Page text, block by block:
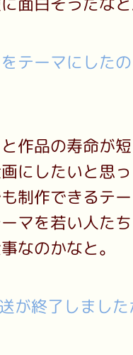
テーマにした
作品の寿命が
にしたいと思
制作できるテ
マを若い人た
なのかなと。
終了しました